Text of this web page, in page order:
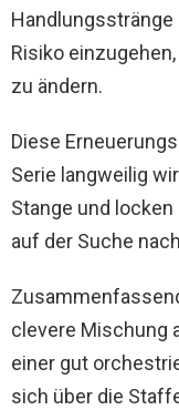
Risiko
zu ändern.
Diese
Serie langweilig
Stange und
auf der Suche
clevere Mischung
einer gut
sich über die